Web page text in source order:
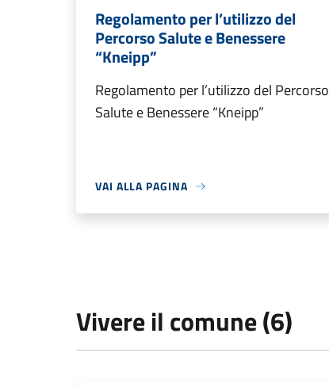
Regolamento per l’utilizzo del
Percorso Salute e Benessere
“Kneipp”
Regolamento per l’utilizzo del Percorso
Salute e Benessere “Kneipp”
VAI ALLA PAGINA
Vivere il comune (6)